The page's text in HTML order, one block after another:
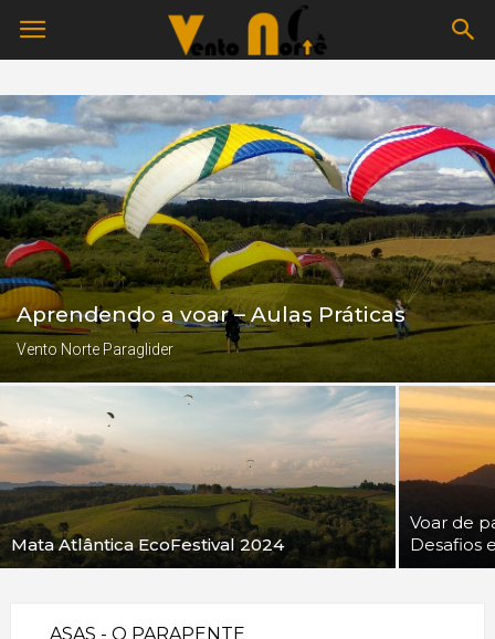
Aprendendo a voar – Aulas Práticas
Vento Norte Paraglider
Mata Atlântica EcoFestival 2024
Voar de
Desafios
ASAS - O PARAPENTE